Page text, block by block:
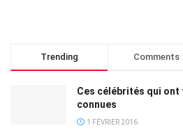
Trending Comments
Ces célébrités qui ont
connues
1 FÉVRIER 2016